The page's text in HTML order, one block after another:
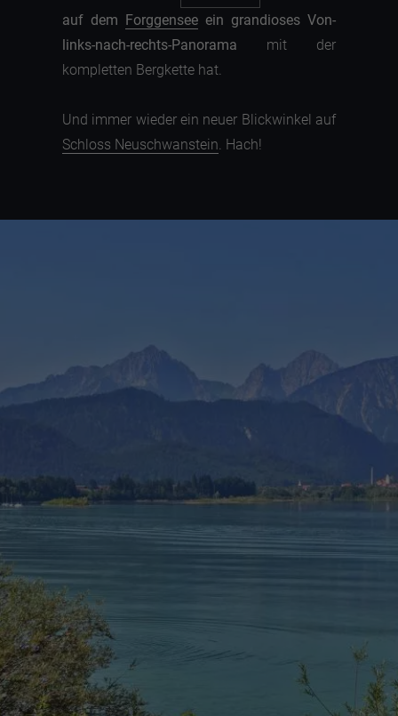
auf dem Forggensee ein grandioses Von-
links-nach-rechts-Panorama mit der
kompletten Bergkette hat.
Und immer wieder ein neuer Blickwinkel auf
Schloss Neuschwanstein. Hach!